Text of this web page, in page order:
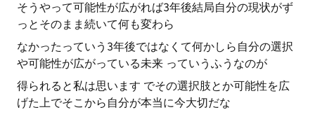
そうやって可能性が広がれば3年後結局自分の現状がず
っとそのまま続いて何も変わら
なかったっていう3年後ではなくて何かしら自分の選択
や可能性が広がっている未来 っていうふうなのが
得られると私は思います でその選択肢とか可能性を広
げた上でそこから自分が本当に今大切だな